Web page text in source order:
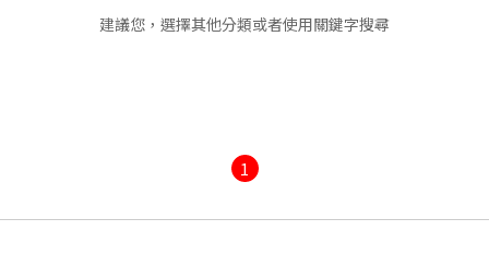
建議您，選擇其他分類或者使用關鍵字搜尋
1